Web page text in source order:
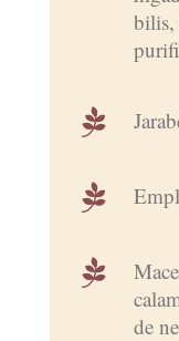
bilis,



de